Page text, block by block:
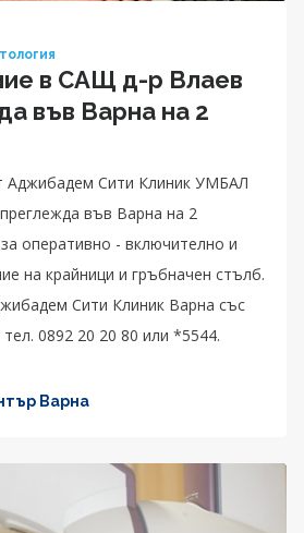
в САЩ д-р Влаев
във Варна на 2
Аджибадем Сити Клиник УМБАЛ
във Варна на 2
оперативно - включително и
на крайници и гръбначен стълб.
Сити Клиник Варна със
0892 20 20 80 или *5544.
Варна